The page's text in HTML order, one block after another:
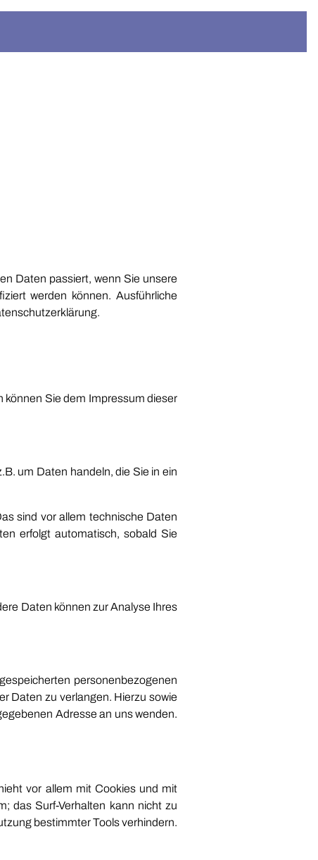
Daten passiert, wenn Sie unsere
werden können. Ausführliche
können Sie dem Impressum dieser
um Daten handeln, die Sie in ein
sind vor allem technische Daten
erfolgt automatisch, sobald Sie
Daten können zur Analyse Ihres
personenbezogenen
Daten zu verlangen. Hierzu sowie
Adresse an uns wenden.
vor allem mit Cookies und mit
das Surf-Verhalten kann nicht zu
bestimmter Tools verhindern.